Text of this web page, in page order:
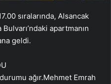
sıralarında, Alsancak
apartmanın
geldi.
Mehmet Emrah